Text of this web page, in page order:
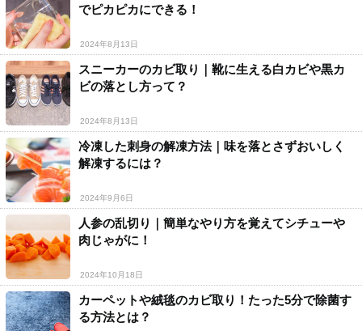
でピカピカにできる！
2024年8月13日
スニーカーのカビ取り｜靴に生える白カビや黒カ
ビの落とし方って？
2024年8月13日
冷凍した刺身の解凍方法｜味を落とさずおいしく
解凍するには？
2024年9月6日
人参の乱切り｜簡単なやり方を覚えてシチューや
肉じゃがに！
2024年10月18日
カーペットや絨毯のカビ取り！たった5分で除菌す
る方法とは？